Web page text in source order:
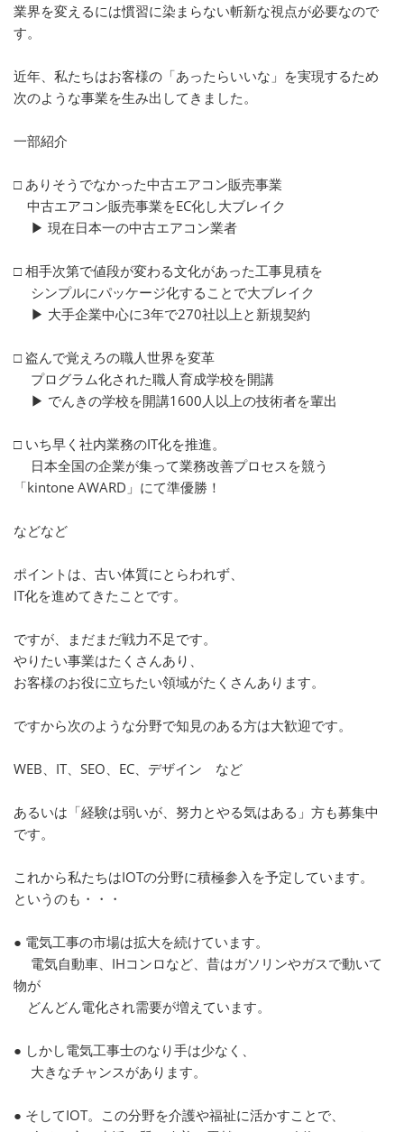
業界を変えるには慣習に染まらない斬新な視点が必要なので
す。
近年、私たちはお客様の「あったらいいな」を実現するため
次のような事業を生み出してきました。
一部紹介
□ ありそうでなかった中古エアコン販売事業
中古エアコン販売事業をEC化し大ブレイク
▶ 現在日本一の中古エアコン業者
□ 相手次第で値段が変わる文化があった工事見積を
シンプルにパッケージ化することで大ブレイク
▶ 大手企業中心に3年で270社以上と新規契約
□ 盗んで覚えろの職人世界を変革
プログラム化された職人育成学校を開講
▶ でんきの学校を開講1600人以上の技術者を輩出
□ いち早く社内業務のIT化を推進。
日本全国の企業が集って業務改善プロセスを競う
「kintone AWARD」にて準優勝！
などなど
ポイントは、古い体質にとらわれず、
IT化を進めてきたことです。
ですが、まだまだ戦力不足です。
やりたい事業はたくさんあり、
お客様のお役に立ちたい領域がたくさんあります。
ですから次のような分野で知見のある方は大歓迎です。
WEB、IT、SEO、EC、デザイン など
あるいは「経験は弱いが、努力とやる気はある」方も募集中
です。
これから私たちはIOTの分野に積極参入を予定しています。
というのも・・・
● 電気工事の市場は拡大を続けています。
電気自動車、IHコンロなど、昔はガソリンやガスで動いて
物が
どんどん電化され需要が増えています。
● しかし電気工事士のなり手は少なく、
大きなチャンスがあります。
● そしてIOT。この分野を介護や福祉に活かすことで、